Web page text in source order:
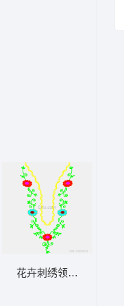
花卉刺绣领口装饰图案